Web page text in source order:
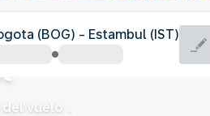
del vuelo
(BOG) - Estambul (IST)